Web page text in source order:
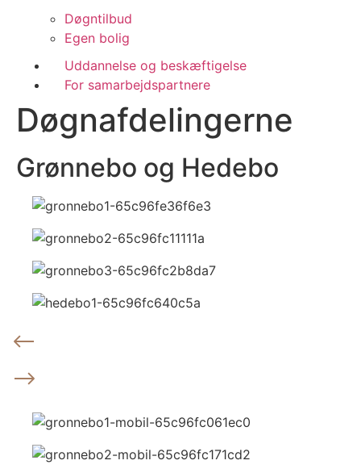
Døgntilbud
Egen bolig
Uddannelse og beskæftigelse
For samarbejdspartnere
Døgnafdelingerne
Grønnebo og Hedebo